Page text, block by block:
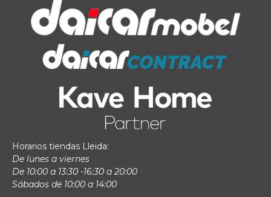
Horarios tiendas Lleida:
De lunes a viernes
De 10:00 a 13:30 -16:30 a 20:00
Sábados de 10:00 a 14:00